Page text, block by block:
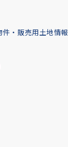
件・販売用土地情報